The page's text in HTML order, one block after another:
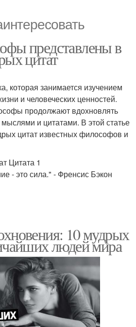
представлены в
цитат
которая занимается изучением
и человеческих ценностей.
продолжают вдохновлять
и цитатами. В этой статье
цитат известных философов и
Цитата 1
- это сила." - Френсис Бэкон
10 мудрых
людей мира